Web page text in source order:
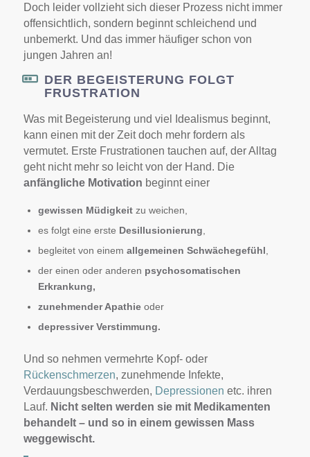
Doch leider vollzieht sich dieser Prozess nicht immer
offensichtlich, sondern beginnt schleichend und
unbemerkt. Und das immer häufiger schon von
jungen Jahren an!
DER BEGEISTERUNG FOLGT
FRUSTRATION
Was mit Begeisterung und viel Idealismus beginnt,
kann einen mit der Zeit doch mehr fordern als
vermutet. Erste Frustrationen tauchen auf, der Alltag
geht nicht mehr so leicht von der Hand. Die
anfängliche Motivation beginnt einer
gewissen Müdigkeitzu weichen,
es folgt eine erste Desillusionierung
begleitet von einem allgemeinen Schwächegefühl
der einen oder anderen psychosomatischen
Erkrankung,
zunehmender Apathie oder
depressiver Verstimmung.
Und so nehmen vermehrte Kopf- oder
Rückenschmerzen, zunehmende Infekte,
Verdauungsbeschwerden, Depressionen etc. ihren
Lauf. Nicht selten werden sie mit Medikamenten
behandelt – und so in einem gewissen Mass
weggewischt.